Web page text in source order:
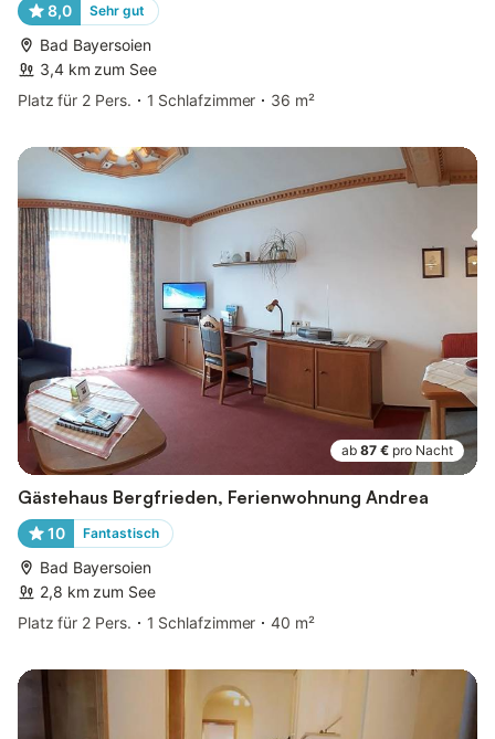
8,0 Sehr gut
Bad Bayersoien
3,4 km zum See
Platz für 2 Pers.
1 Schlafzimmer 36 m²
ab 87 € pro Nacht
Gästehaus Bergfrieden, Ferienwohnung Andrea
10 Fantastisch
Bad Bayersoien
2,8 km zum See
Platz für 2 Pers.
1 Schlafzimmer 40 m²